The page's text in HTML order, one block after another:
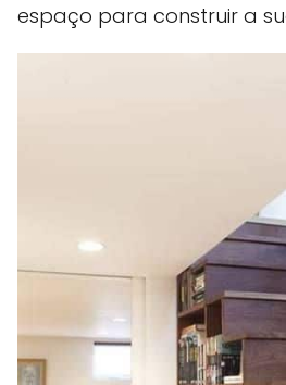
espaço para construir a